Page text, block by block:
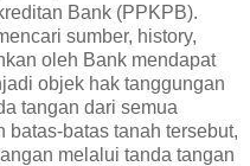
Bank (PPKPB).
sumber, history,
oleh Bank mendapat
objek hak tanggungan
tangan dari semua
batas-batas tanah tersebut,
melalui tanda tangan